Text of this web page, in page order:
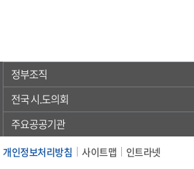
정부조직
전국 시.도의회
주요공공기관
개인정보처리방침 사이트맵
인트라넷